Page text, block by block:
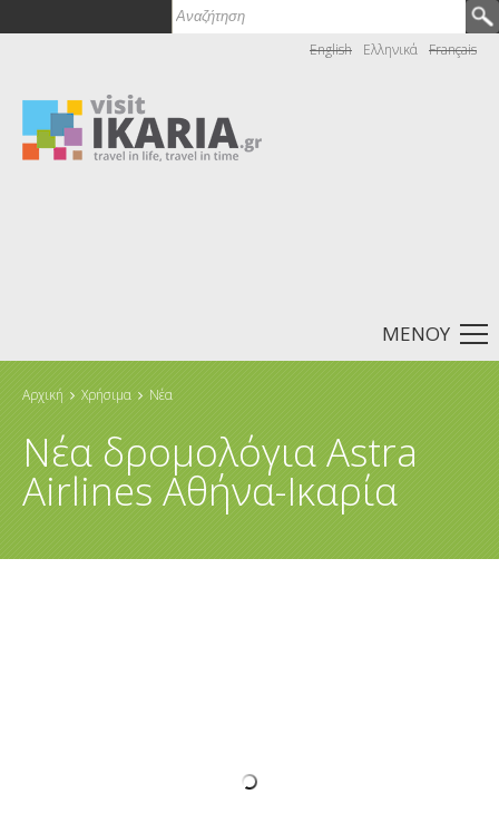
Φόρμα αναζήτησης
Αναζήτηση
English Ελληνικά Français
ΜΕΝΟΎ
Είστε εδώ
Αρχική Χρήσιμα Νέα
Νέα δρομολόγια Astra
Airlines Αθήνα-Ικαρία